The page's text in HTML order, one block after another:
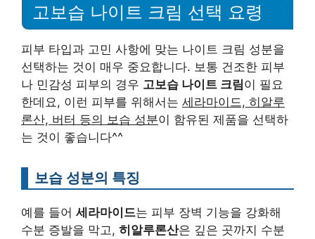
고보습 나이트 크림 선택 요령
피부 타입과 고민 사항에 맞는 나이트 크림 성분을
선택하는 것이 매우 중요합니다. 보통 건조한 피부
나 민감성 피부의 경우 고보습 나이트 크림이 필요
한데요, 이런 피부를 위해서는 세라마이드, 히알루
론산, 버터 등의 보습 성분이 함유된 제품을 선택하
는 것이 좋습니다^^
보습 성분의 특징
예를 들어 세라마이드는 피부 장벽 기능을 강화해
수분 증발을 막고, 히알루론산은 깊은 곳까지 수분